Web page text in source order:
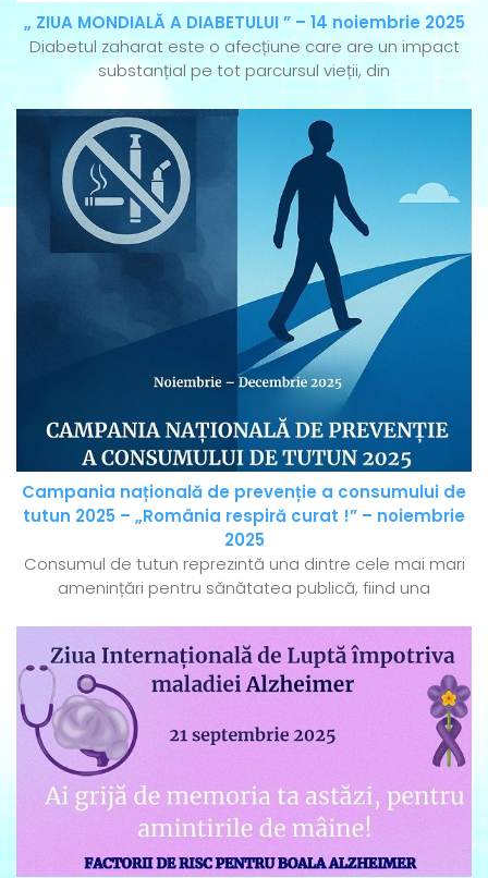
„ ZIUA MONDIALĂ A DIABETULUI ” – 14 noiembrie 2025
Diabetul zaharat este o afecțiune care are un impact
substanțial pe tot parcursul vieții, din
Campania națională de prevenție a consumului de
tutun 2025 – „România respiră curat !” – noiembrie
2025
Consumul de tutun reprezintă una dintre cele mai mari
amenințări pentru sănătatea publică, fiind una